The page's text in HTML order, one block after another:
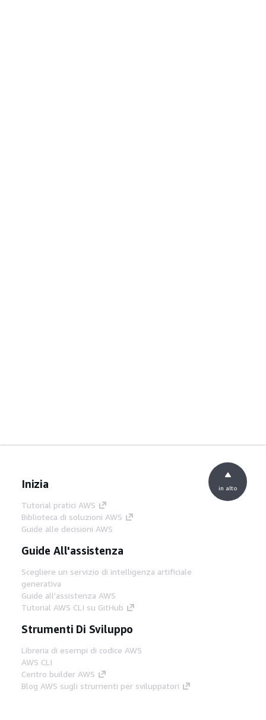
Inizia
Tutorial pratici AWS
Biblioteca di soluzioni AWS
Guide alle decisioni AWS
Guide All'assistenza
Scegliere un servizio di intelligenza artificiale
generativa
Guide all'assistenza AWS
Tutorial AWS CLI su GitHub
Strumenti Di Sviluppo
Libreria di esempi di codice AWS
AWS CLI
Centro builder AWS
Blog AWS sugli strumenti per sviluppatori
in alto